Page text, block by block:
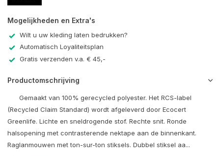
Mogelijkheden en Extra's
Wilt u uw kleding laten bedrukken?
Automatisch Loyaliteitsplan
Gratis verzenden v.a. € 45,-
Productomschrijving
Gemaakt van 100% gerecycled polyester. Het RCS-label
(Recycled Claim Standard) wordt afgeleverd door Ecocert
Greenlife. Lichte en sneldrogende stof. Rechte snit. Ronde
halsopening met contrasterende nektape aan de binnenkant.
Raglanmouwen met ton-sur-ton stiksels. Dubbel stiksel aa...